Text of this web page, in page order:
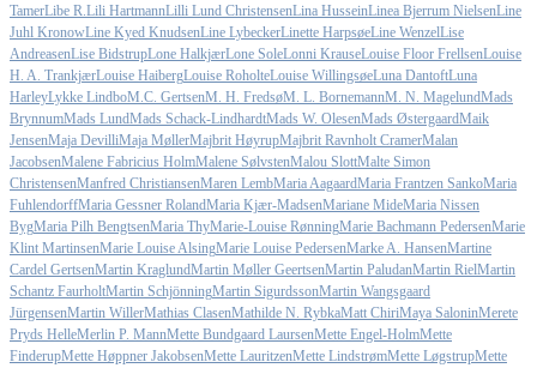
TamerLibe R.Lili HartmannLilli Lund ChristensenLina HusseinLinea Bjerrum NielsenLine
Juhl KronowLine Kyed KnudsenLine LybeckerLinette HarpsøeLine WenzelLise
AndreasenLise BidstrupLone HalkjærLone SoleLonni KrauseLouise Floor FrellsenLouise
H. A. TrankjærLouise HaibergLouise RoholteLouise WillingsøeLuna DantoftLuna
HarleyLykke LindboM.C. GertsenM. H. FredsøM. L. BornemannM. N. MagelundMads
BrynnumMads LundMads Schack-LindhardtMads W. OlesenMads ØstergaardMaik
JensenMaja DevilliMaja MøllerMajbrit HøyrupMajbrit Ravnholt CramerMalan
JacobsenMalene Fabricius HolmMalene SølvstenMalou SlottMalte Simon
ChristensenManfred ChristiansenMaren LembMaria AagaardMaria Frantzen SankoMaria
FuhlendorffMaria Gessner RolandMaria Kjær-MadsenMariane MideMaria Nissen
BygMaria Pilh BengtsenMaria ThyMarie-Louise RønningMarie Bachmann PedersenMarie
Klint MartinsenMarie Louise AlsingMarie Louise PedersenMarke A. HansenMartine
Cardel GertsenMartin KraglundMartin Møller GeertsenMartin PaludanMartin RielMartin
Schantz FaurholtMartin SchjönningMartin SigurdssonMartin Wangsgaard
JürgensenMartin WillerMathias ClasenMathilde N. RybkaMatt ChiriMaya SaloninMerete
Pryds HelleMerlin P. MannMette Bundgaard LaursenMette Engel-HolmMette
FinderupMette Høppner JakobsenMette LauritzenMette LindstrømMette LøgstrupMette